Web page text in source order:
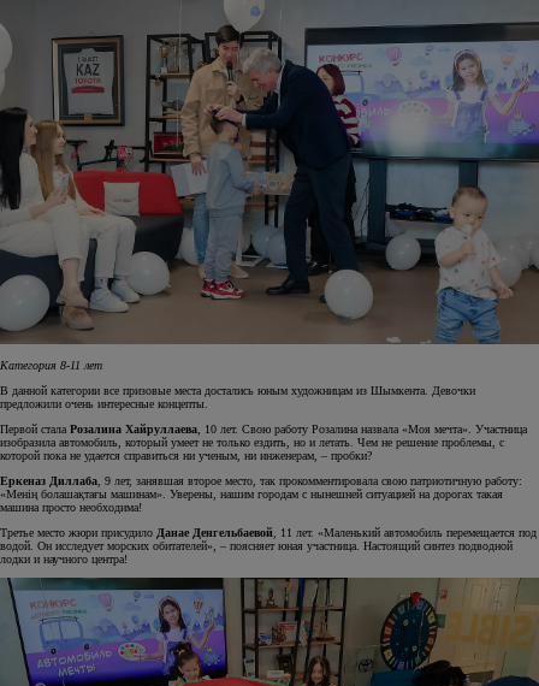
Категория 8-11 лет
В данной категории все призовые места достались юным художницам из Шымкента. Девочки
предложили очень интересные концепты.
Первой стала Розалина Хайруллаева , 10 лет. Свою работу Розалина назвала «Моя мечта». Участница
изобразила автомобиль, который умеет не только ездить, но и летать. Чем не решение проблемы, с
которой пока не удается справиться ни ученым, ни инженерам, – пробки?
Еркеназ Диллаба , 9 лет, занявшая второе место, так прокомментировала свою патриотичную работу:
«Менің болашақтағы машинам». Уверены, нашим городам с нынешней ситуацией на дорогах такая
машина просто необходима!
Третье место жюри присудило Данае Денгельбаевой , 11 лет. «Маленький автомобиль перемещается под
водой. Он исследует морских обитателей», – поясняет юная участница. Настоящий синтез подводной
лодки и научного центра!